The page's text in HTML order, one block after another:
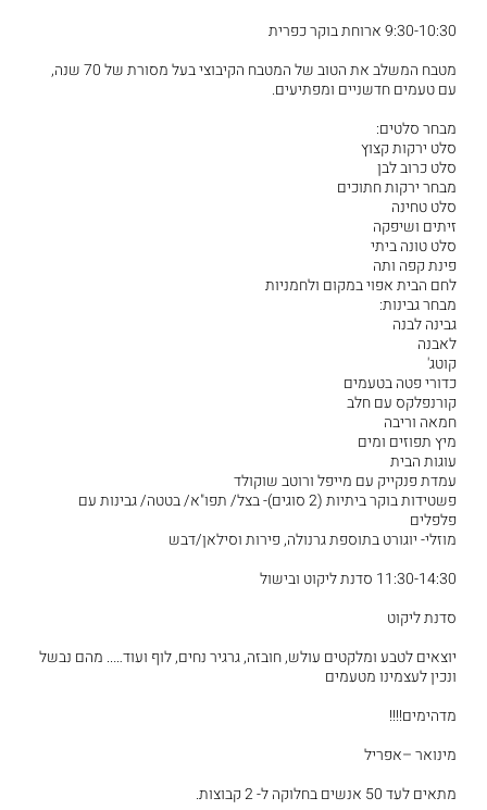
9:30-10:30 ארוחת בוקר כפרית
מטבח המשלב את הטוב של המטבח הקיבוצי בעל מסורת של 70 שנה,
עם טעמים חדשניים ומפתיעים.
מבחר סלטים:
סלט ירקות קצוץ
סלט כרוב לבן
מבחר ירקות חתוכים
סלט טחינה
זיתים ושיפקה
סלט טונה ביתי
פינת קפה ותה
לחם הבית אפוי במקום ולחמניות
מבחר גבינות:
גבינה לבנה
לאבנה
קוטג'
כדורי פטה בטעמים
קורנפלקס עם חלב
חמאה וריבה
מיץ תפוזים ומים
עוגות הבית
עמדת פנקייק עם מייפל ורוטב שוקולד
פשטידות בוקר ביתיות (2 סוגים)- בצל/ תפו"א/ בטטה/ גבינות עם
פלפלים
מוזלי- יוגורט בתוספת גרנולה, פירות וסילאן/דבש
11:30-14:30 סדנת ליקוט ובישול
סדנת ליקוט
יוצאים לטבע ומלקטים עולש, חובזה, גרגיר נחים, לוף ועוד….. מהם נבשל
ונכין לעצמינו מטעמים
מדהימים!!!!
מינואר –אפריל
מתאים לעד 50 אנשים בחלוקה ל- 2 קבוצות.